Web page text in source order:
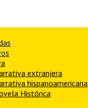
extranjera
hispanoamericana
Histórica